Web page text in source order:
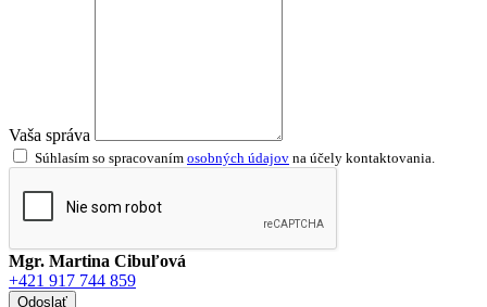
Vaša správa
Súhlasím so spracovaním osobných údajov na účely kontaktovania.
Mgr. Martina Cibuľová
+421 917 744 859
Odoslať